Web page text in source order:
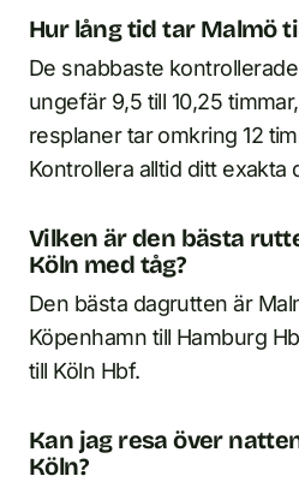
Hur lång tid tar Malmö
De snabbaste
ungefär 9,5 till 10,25
resplaner tar omkring 12
Kontrollera alltid ditt exakta
Vilken är den bästa
Köln med tåg?
Den bästa dagrutten är
Köpenhamn till Hamburg
till Köln Hbf.
Kan jag resa över
Köln?